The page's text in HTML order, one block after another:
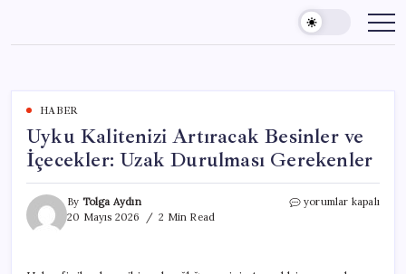
content
HABER
Uyku Kalitenizi Artıracak Besinler ve
İçecekler: Uzak Durulması Gerekenler
By Tolga Aydın
20 Mayıs 2026
2 Min Read
Uyku
yorumlar kapalı